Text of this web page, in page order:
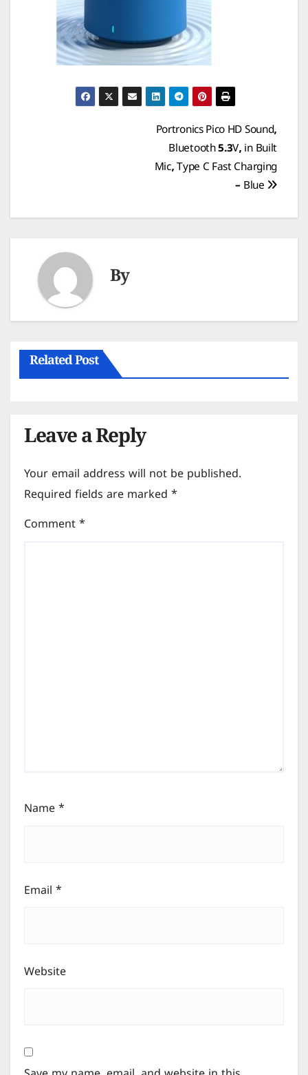
Portronics Pico HD Sound,
Bluetooth 5.3V, in Built
Mic, Type C Fast Charging
– Blue
By
Related Post
Leave a Reply
Your email address will not be published.
Required fields are marked *
Comment *
Name *
Email *
Website